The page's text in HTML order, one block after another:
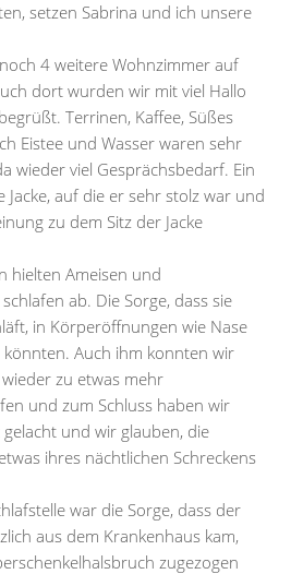
setzen Sabrina und ich unsere
4 weitere Wohnzimmer auf
dort wurden wir mit viel Hallo
Terrinen, Kaffee, Süßes
Eistee und Wasser waren sehr
wieder viel Gesprächsbedarf. Ein
Jacke, auf die er sehr stolz war und
zu dem Sitz der Jacke
hielten Ameisen und
ab. Die Sorge, dass sie
in Körperöffnungen wie Nase
Auch ihm konnten wir
zu etwas mehr
und zum Schluss haben wir
und wir glauben, die
ihres nächtlichen Schreckens
war die Sorge, dass der
aus dem Krankenhaus kam,
zugezogen